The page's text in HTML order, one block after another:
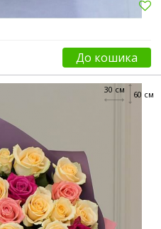
До кошика
60 см
30 см